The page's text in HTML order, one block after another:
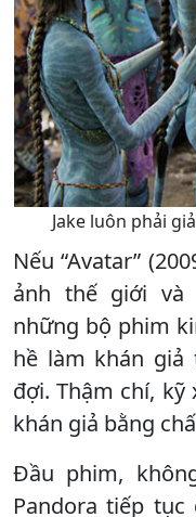
Jake luôn phải
Nếu “Avatar”
ảnh thế giới và
những bộ phim
hề làm khán giả
đợi. Thậm chí,
khán giả bằng
Ðầu phim,
Pandora tiếp